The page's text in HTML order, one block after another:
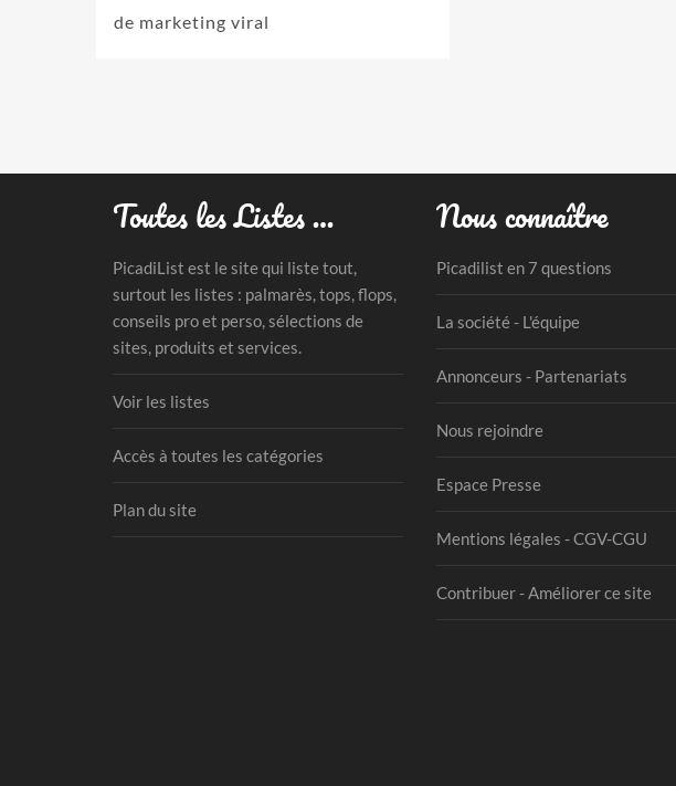
de marketing viral
Toutes les Listes …
PicadiList est le site qui liste tout,
surtout les listes : palmarès, tops, flops,
conseils pro et perso, sélections de
sites, produits et services.
Voir les listes
Accès à toutes les catégories
Plan du site
Nous connaître
Picadilist en 7 questions
La société - L'équipe
Annonceurs - Partenariats
Nous rejoindre
Espace Presse
Mentions légales - CGV-CGU
Contribuer - Améliorer ce site